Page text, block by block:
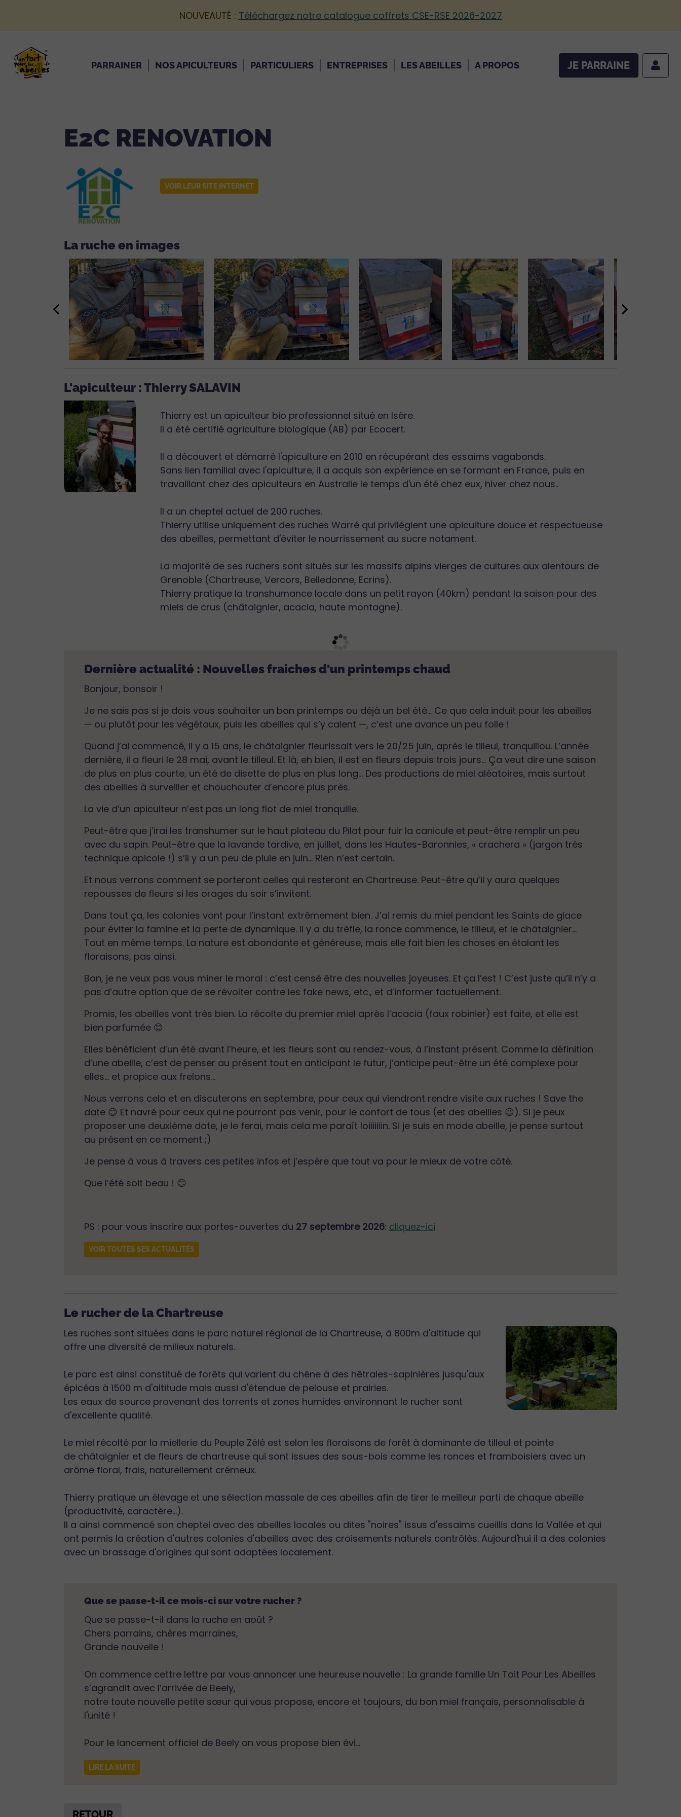
NOUVEAUTÉ : Téléchargez notre catalogue coffrets CSE-RSE 2026-2027
PARRAINER NOS APICULTEURS PARTICULIERS ENTREPRISES LES ABEILLES A PROPOS JE PARRAINE
E2C RENOVATION
VOIR LEUR SITE INTERNET
La ruche en images
L'apiculteur : Thierry SALAVIN
Thierry est un apiculteur bio professionnel situé en Isère.
Il a été certifié agriculture biologique (AB) par Ecocert.
Il a découvert et démarré l'apiculture en 2010 en récupérant des essaims vagabonds.
Sans lien familial avec l'apiculture, il a acquis son expérience en se formant en France, puis en
travaillant chez des apiculteurs en Australie le temps d'un été chez eux, hiver chez nous..
Il a un cheptel actuel de 200 ruches.
Thierry utilise uniquement des ruches Warré qui privilégient une apiculture douce et respectueuse
des abeilles, permettant d'éviter le nourrissement au sucre notament.
La majorité de ses ruchers sont situés sur les massifs alpins vierges de cultures aux alentours de
Grenoble (Chartreuse, Vercors, Belledonne, Ecrins).
Thierry pratique la transhumance locale dans un petit rayon (40km) pendant la saison pour des
miels de crus (châtaignier, acacia, haute montagne).
Dernière actualité : Nouvelles fraiches d'un printemps chaud
Bonjour, bonsoir !
Je ne sais pas si je dois vous souhaiter un bon printemps ou déjà un bel été… Ce que cela induit pour les abeilles
— ou plutôt pour les végétaux, puis les abeilles qui s’y calent —, c’est une avance un peu folle !
Quand j’ai commencé, il y a 15 ans, le châtaignier fleurissait vers le 20/25 juin, après le tilleul, tranquillou. L’année
dernière, il a fleuri le 28 mai, avant le tilleul. Et là, eh bien, il est en fleurs depuis trois jours… Ça veut dire une saison
de plus en plus courte, un été de disette de plus en plus long… Des productions de miel aléatoires, mais surtout
des abeilles à surveiller et chouchouter d’encore plus près.
La vie d’un apiculteur n’est pas un long flot de miel tranquille.
Peut-être que j’irai les transhumer sur le haut plateau du Pilat pour fuir la canicule et peut-être remplir un peu
avec du sapin. Peut-être que la lavande tardive, en juillet, dans les Hautes-Baronnies, « crachera » (jargon très
technique apicole !) s’il y a un peu de pluie en juin… Rien n’est certain.
Et nous verrons comment se porteront celles qui resteront en Chartreuse. Peut-être qu’il y aura quelques
repousses de fleurs si les orages du soir s’invitent.
Dans tout ça, les colonies vont pour l’instant extrêmement bien. J’ai remis du miel pendant les Saints de glace
pour éviter la famine et la perte de dynamique. Il y a du trèfle, la ronce commence, le tilleul, et le châtaignier…
Tout en même temps. La nature est abondante et généreuse, mais elle fait bien les choses en étalant les
floraisons, pas ainsi.
Bon, je ne veux pas vous miner le moral : c’est censé être des nouvelles joyeuses. Et ça l’est ! C’est juste qu’il n’y a
pas d’autre option que de se révolter contre les fake news, etc., et d’informer factuellement.
Promis, les abeilles vont très bien. La récolte du premier miel après l’acacia (faux robinier) est faite, et elle est
bien parfumée 😊
Elles bénéficient d’un été avant l’heure, et les fleurs sont au rendez-vous, à l’instant présent. Comme la définition
d’une abeille, c’est de penser au présent tout en anticipant le futur, j’anticipe peut-être un été complexe pour
elles… et propice aux frelons…
Nous verrons cela et en discuterons en septembre, pour ceux qui viendront rendre visite aux ruches ! Save the
date 😊 Et navré pour ceux qui ne pourront pas venir, pour le confort de tous (et des abeilles 😉). Si je peux
proposer une deuxième date, je le ferai, mais cela me paraît loiiiiiiin. Si je suis en mode abeille, je pense surtout
au présent en ce moment ;)
Je pense à vous à travers ces petites infos et j’espère que tout va pour le mieux de votre côté.
Que l’été soit beau ! 😊
PS : pour vous inscrire aux portes-ouvertes du 27 septembre 2026: cliquez-ici
VOIR TOUTES SES ACTUALITÉS
Le rucher de la Chartreuse
Les ruches sont situées dans le parc naturel régional de la Chartreuse, à 800m d'altitude qui
offre une diversité de milieux naturels.
Le parc est ainsi constitué de forêts qui varient du chêne à des hêtraies-sapinières jusqu'aux
épicéas à 1500 m d'altitude mais aussi d'étendue de pelouse et prairies.
Les eaux de source provenant des torrents et zones humides environnant le rucher sont
d'excellente qualité.
Le miel récolté par la miellerie du Peuple Zélé est selon les floraisons de forêt à dominante de tilleul et pointe
de châtaignier et de fleurs de chartreuse qui sont issues des sous-bois comme les ronces et framboisiers avec un
arôme floral, frais, naturellement crémeux.
Thierry pratique un élevage et une sélection massale de ces abeilles afin de tirer le meilleur parti de chaque abeille
(productivité, caractère...).
Il a ainsi commencé son cheptel avec des abeilles locales ou dites "noires" issus d'essaims cueillis dans la Vallée et qui
ont permis la création d'autres colonies d'abeilles avec des croisements naturels contrôlés. Aujourd'hui il a des colonies
avec un brassage d'origines qui sont adaptées localement.
Que se passe-t-il ce mois-ci sur votre rucher ?
Que se passe-t-il dans la ruche en août ?
Chers parrains, chères marraines,
Grande nouvelle !
On commence cettre lettre par vous annoncer une heureuse nouvelle : La grande famille Un Toit Pour Les Abeilles
s’agrandit avec l’arrivée de Beely,
notre toute nouvelle petite sœur qui vous propose, encore et toujours, du bon miel français, personnalisable à
l'unité !
Pour le lancement officiel de Beely on vous propose bien évi...
LIRE LA SUITE
RETOUR